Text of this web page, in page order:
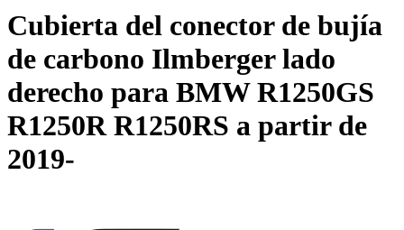
Cubierta del conector de bujía
de carbono Ilmberger lado
derecho para BMW R1250GS
R1250R R1250RS a partir de
2019-